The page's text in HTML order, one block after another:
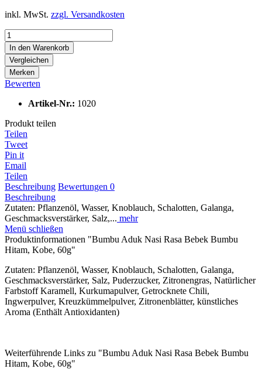
inkl. MwSt. zzgl. Versandkosten
In den Warenkorb
Vergleichen
Merken
Bewerten
Artikel-Nr.: 1020
Produkt teilen
Teilen
Tweet
Pin it
Email
Teilen
Beschreibung Bewertungen 0
Beschreibung
Zutaten: Pflanzenöl, Wasser, Knoblauch, Schalotten, Galanga,
Geschmacksverstärker, Salz,... mehr
Menü schließen
Produktinformationen "Bumbu Aduk Nasi Rasa Bebek Bumbu
Hitam, Kobe, 60g"
Zutaten: Pflanzenöl, Wasser, Knoblauch, Schalotten, Galanga,
Geschmacksverstärker, Salz, Puderzucker, Zitronengras, Natürlicher
Farbstoff Karamell, Kurkumapulver, Getrocknete Chili,
Ingwerpulver, Kreuzkümmelpulver, Zitronenblätter, künstliches
Aroma (Enthält Antioxidanten)
Weiterführende Links zu "Bumbu Aduk Nasi Rasa Bebek Bumbu
Hitam, Kobe, 60g"